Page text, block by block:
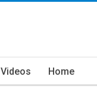
Videos Home